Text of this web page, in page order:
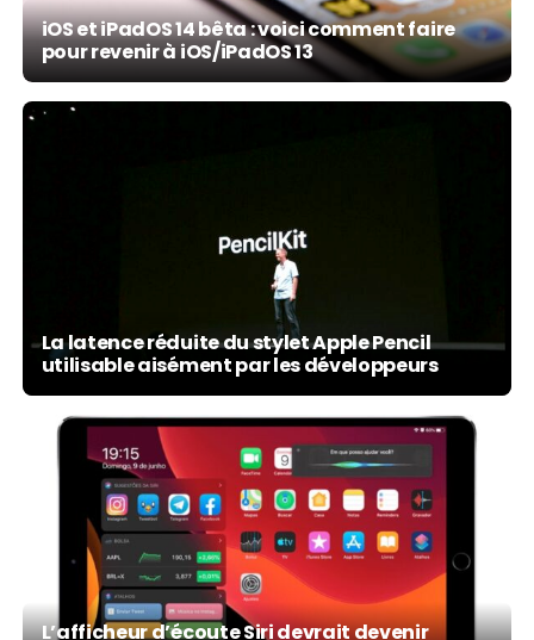
iOS et iPadOS 14 bêta : voici comment faire
pour revenir à iOS/iPadOS 13
La latence réduite du stylet Apple Pencil
utilisable aisément par les développeurs
L’afficheur d’écoute Siri devrait devenir